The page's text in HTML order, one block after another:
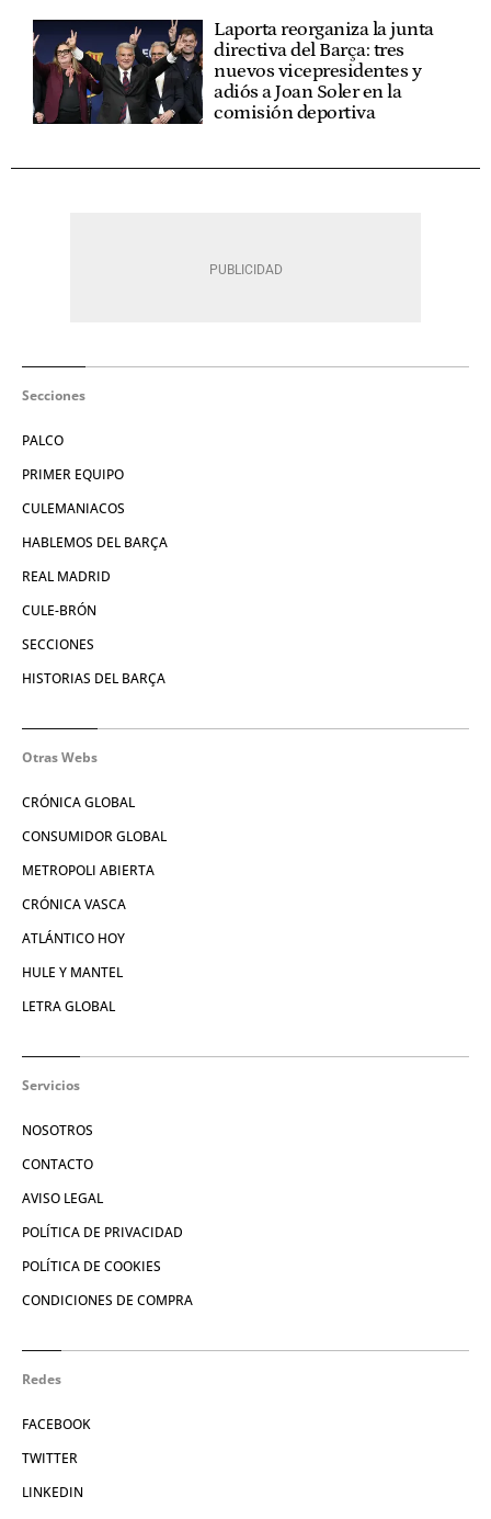
Laporta reorganiza la junta
directiva del Barça: tres
nuevos vicepresidentes y
adiós a Joan Soler en la
comisión deportiva
Secciones
PALCO
PRIMER EQUIPO
CULEMANIACOS
HABLEMOS DEL BARÇA
REAL MADRID
CULE-BRÓN
SECCIONES
HISTORIAS DEL BARÇA
Otras Webs
CRÓNICA GLOBAL
CONSUMIDOR GLOBAL
METROPOLI ABIERTA
CRÓNICA VASCA
ATLÁNTICO HOY
HULE Y MANTEL
LETRA GLOBAL
Servicios
NOSOTROS
CONTACTO
AVISO LEGAL
POLÍTICA DE PRIVACIDAD
POLÍTICA DE COOKIES
CONDICIONES DE COMPRA
Redes
FACEBOOK
TWITTER
LINKEDIN